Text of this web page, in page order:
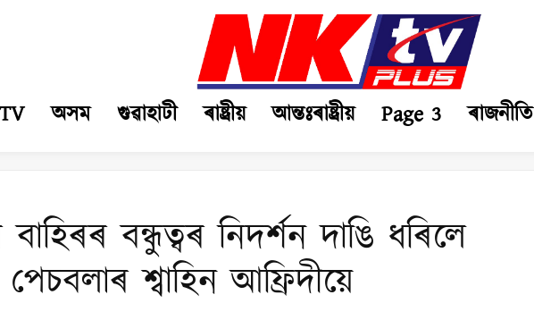
অসম গুৱাহাটী ৰাষ্ট্ৰীয় আন্তঃৰাষ্ট্ৰীয় Page 3 ৰাজনীতি
বন্ধুত্বৰ নিদৰ্শন দাঙি ধৰিলে
পেচবলাৰ শ্বাহিন আফ্ৰিদীয়ে